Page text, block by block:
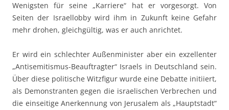
Wenigsten für seine „Karriere“ hat er vorgesorgt. Von
Seiten der Israellobby wird ihm in Zukunft keine Gefahr
mehr drohen, gleichgültig, was er auch anrichtet.
Er wird ein schlechter Außenminister aber ein exzellenter
„Antisemitismus-Beauftragter“ Israels in Deutschland sein.
Über diese politische Witzfigur wurde eine Debatte initiiert,
als Demonstranten gegen die israelischen Verbrechen und
die einseitige Anerkennung von Jerusalem als „Hauptstadt“